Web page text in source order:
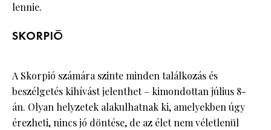
lennie.
SKORPIÓ
A Skorpió számára szinte minden találkozás és
beszélgetés kihívást jelenthet – kimondottan július 8-
án. Olyan helyzetek alakulhatnak ki, amelyekben úgy
érezheti, nincs jó döntése, de az élet nem véletlenül